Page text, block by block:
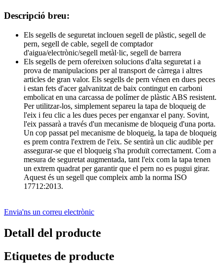
Descripció breu:
Els segells de seguretat inclouen segell de plàstic, segell de
pern, segell de cable, segell de comptador
d'aigua/electrònic/segell metàl·lic, segell de barrera
Els segells de pern ofereixen solucions d'alta seguretat i a
prova de manipulacions per al transport de càrrega i altres
articles de gran valor. Els segells de pern vénen en dues peces
i estan fets d'acer galvanitzat de baix contingut en carboni
embolicat en una carcassa de polímer de plàstic ABS resistent.
Per utilitzar-los, simplement separeu la tapa de bloqueig de
l'eix i feu clic a les dues peces per enganxar el pany. Sovint,
l'eix passarà a través d'un mecanisme de bloqueig d'una porta.
Un cop passat pel mecanisme de bloqueig, la tapa de bloqueig
es prem contra l'extrem de l'eix. Se sentirà un clic audible per
assegurar-se que el bloqueig s'ha produït correctament. Com a
mesura de seguretat augmentada, tant l'eix com la tapa tenen
un extrem quadrat per garantir que el pern no es pugui girar.
Aquest és un segell que compleix amb la norma ISO
17712:2013.
Envia'ns un correu electrònic
Detall del producte
Etiquetes de producte